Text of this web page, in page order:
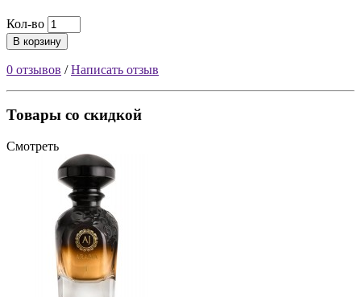
Кол-во
В корзину
0 отзывов /Написать отзыв
Товары со скидкой
Смотреть